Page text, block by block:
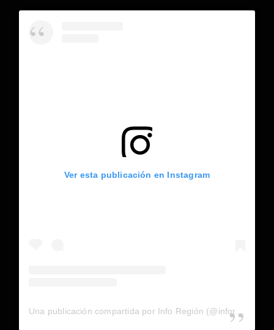
Ver esta publicación en Instagram
Una publicación compartida por Info Región (@inforegion_redes)